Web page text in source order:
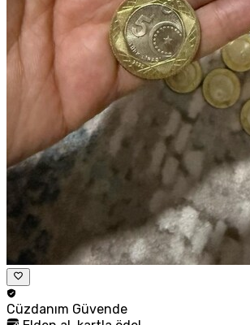
Cüzdanım Güvende